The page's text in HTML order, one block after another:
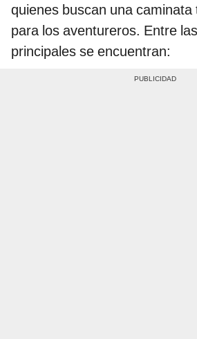
quienes buscan una
para los aventureros. Entre
principales se encuentran: